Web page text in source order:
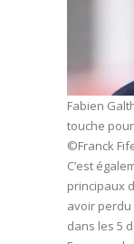
Fabien
touche
©Franck
C’est
principaux
avoir perdu
dans les 5